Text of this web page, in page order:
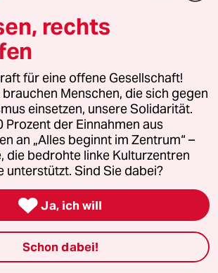
rechts
für eine offene Gesellschaft!
Menschen, die sich gegen
einsetzen, unsere Solidarität.
Prozent der Einnahmen aus
an „Alles beginnt im Zentrum“ –
die bedrohte linke Kulturzentren
unterstützt. Sind Sie dabei?
 Ja, ich will
Schon dabei!